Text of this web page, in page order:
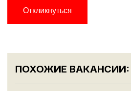
Откликнуться
ПОХОЖИЕ